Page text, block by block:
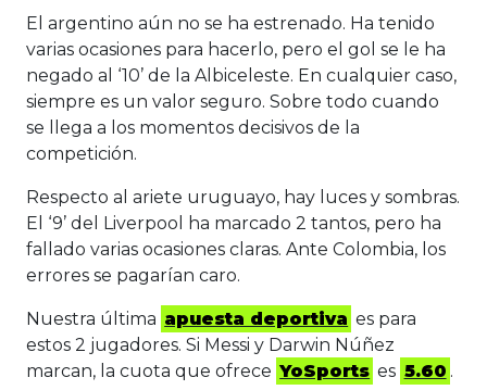
El argentino aún no se ha estrenado. Ha tenido
varias ocasiones para hacerlo, pero el gol se le ha
negado al ‘10’ de la Albiceleste. En cualquier caso,
siempre es un valor seguro. Sobre todo cuando
se llega a los momentos decisivos de la
competición.
Respecto al ariete uruguayo, hay luces y sombras.
El ‘9’ del Liverpool ha marcado 2 tantos, pero ha
fallado varias ocasiones claras. Ante Colombia, los
errores se pagarían caro.
Nuestra última apuesta deportiva es para
estos 2 jugadores. Si Messi y Darwin Núñez
marcan, la cuota que ofrece YoSports es 5.60 .